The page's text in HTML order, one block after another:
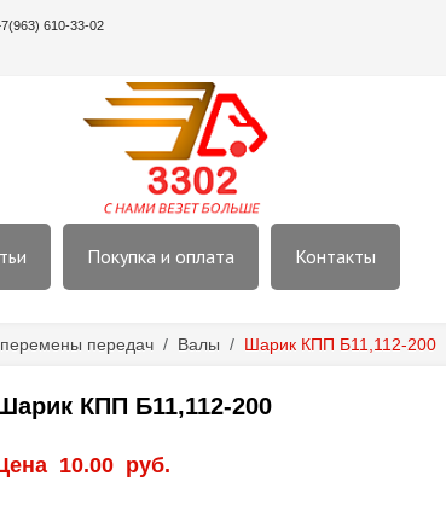
610-33-02
Покупка и оплата Контакты
передач / Валы / Шарик КПП Б11,112-200
КПП Б11,112-200
10.00 руб.